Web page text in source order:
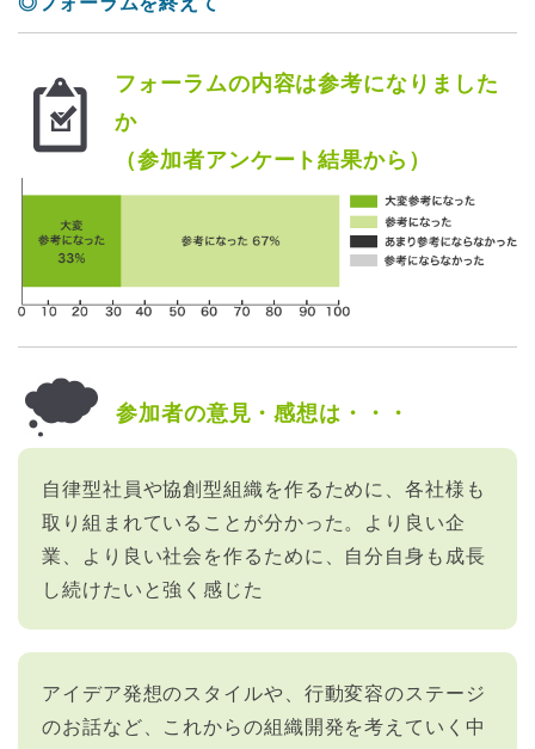
フォーラムの内容は参考になりました
か
（参加者アンケート結果から）
参加者の意見・感想は・・・
自律型社員や協創型組織を作るために、各社様も
取り組まれていることが分かった。より良い企
業、より良い社会を作るために、自分自身も成長
し続けたいと強く感じた
アイデア発想のスタイルや、行動変容のステージ
のお話など、これからの組織開発を考えていく中